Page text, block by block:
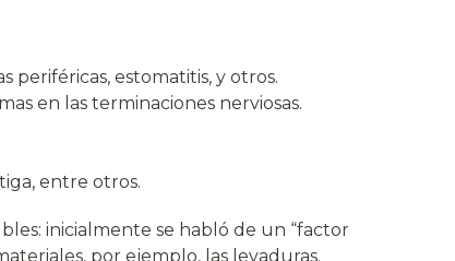
periféricas, estomatitis, y otros.
en las terminaciones nerviosas.
entre otros.
inicialmente se habló de un “factor
por ejemplo, las levaduras.